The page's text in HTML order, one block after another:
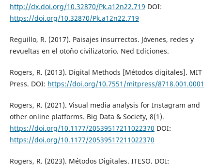
http://dx.doi.org/10.32870/Pk.a12n22.719 DOI:
https://doi.org/10.32870/Pk.a12n22.719
Reguillo, R. (2017). Paisajes insurrectos. Jóvenes, redes y
revueltas en el otoño civilizatorio. Ned Ediciones.
Rogers, R. (2013). Digital Methods [Métodos digitales]. MIT
Press. DOI: https://doi.org/10.7551/mitpress/8718.001.0001
Rogers, R. (2021). Visual media analysis for Instagram and
other online platforms. Big Data & Society, 8(1).
https://doi.org/10.1177/20539517211022370 DOI:
https://doi.org/10.1177/20539517211022370
Rogers, R. (2023). Métodos Digitales. ITESO. DOI: